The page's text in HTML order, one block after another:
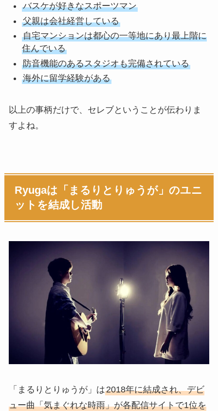
バスケが好きなスポーツマン
父親は会社経営している
自宅マンションは都心の一等地にあり最上階に
住んでいる
防音機能のあるスタジオも完備されている
海外に留学経験がある
以上の事柄だけで、セレブということが伝わりま
すよね。
Ryugaは「まるりとりゅうが」のユニ
ットを結成し活動
「まるりとりゅうが」は2018年に結成され、デビ
ュー曲「気まぐれな時雨」が各配信サイトで1位を